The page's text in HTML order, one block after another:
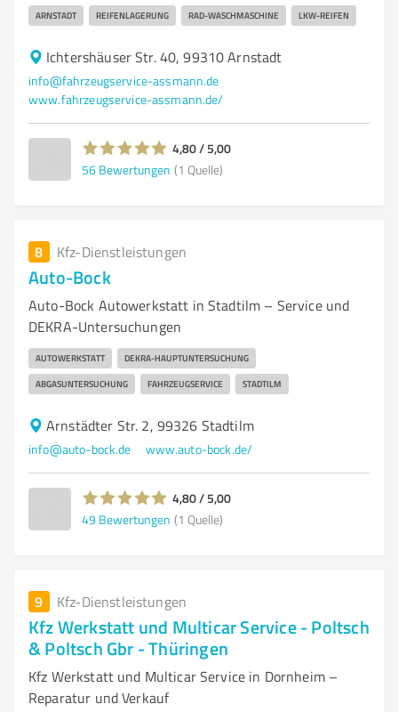
ARNSTADT REIFENLAGERUNG RAD-WASCHMASCHINE LKW-REIFEN
Ichtershäuser Str. 40, 99310 Arnstadt
info@fahrzeugservice-assmann.de
www.fahrzeugservice-assmann.de/
4,80 / 5,00
56 Bewertungen (1 Quelle)
8 Kfz-Dienstleistungen
Auto-Bock
Auto-Bock Autowerkstatt in Stadtilm – Service und
DEKRA-Untersuchungen
AUTOWERKSTATT DEKRA-HAUPTUNTERSUCHUNG
ABGASUNTERSUCHUNG FAHRZEUGSERVICE STADTILM
Arnstädter Str. 2, 99326 Stadtilm
info@auto-bock.de www.auto-bock.de/
4,80 / 5,00
49 Bewertungen (1 Quelle)
9 Kfz-Dienstleistungen
Kfz Werkstatt und Multicar Service - Poltsch
& Poltsch Gbr - Thüringen
Kfz Werkstatt und Multicar Service in Dornheim –
Reparatur und Verkauf